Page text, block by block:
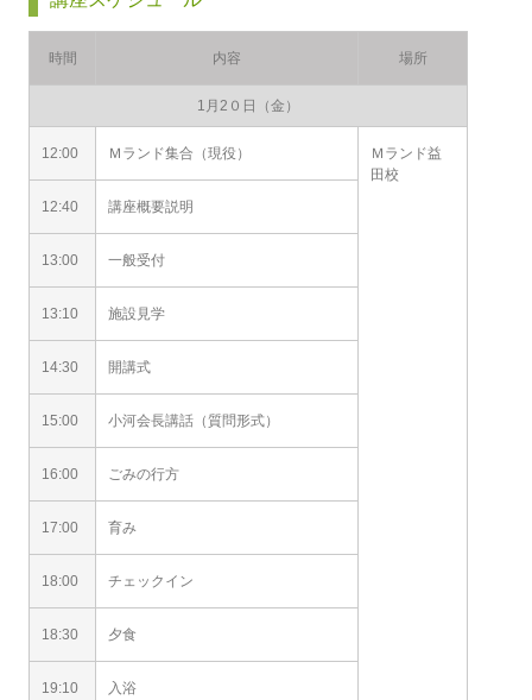
時間 内容 場所
1月2０日（金）
12:00 Ｍランド集合（現役）
Ｍランド益
田校
12:40
講座概要説明
13:00 一般受付
13:10 施設見学
14:30 開講式
15:00 小河会長講話（質問形式）
16:00 ごみの行方
17:00 育み
18:00 チェックイン
18:30 夕食
19:10 入浴